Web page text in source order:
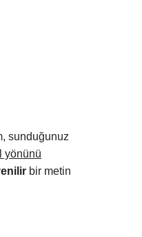
sunduğunuz
yönünü
bir metin